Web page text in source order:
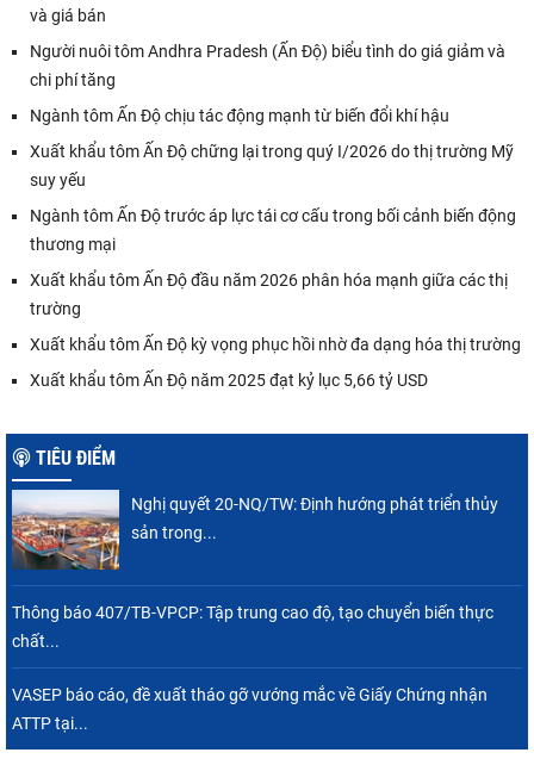
và giá bán
Người nuôi tôm Andhra Pradesh (Ấn Độ) biểu tình do giá giảm và
chi phí tăng
Ngành tôm Ấn Độ chịu tác động mạnh từ biến đổi khí hậu
Xuất khẩu tôm Ấn Độ chững lại trong quý I/2026 do thị trường Mỹ
suy yếu
Ngành tôm Ấn Độ trước áp lực tái cơ cấu trong bối cảnh biến động
thương mại
Xuất khẩu tôm Ấn Độ đầu năm 2026 phân hóa mạnh giữa các thị
trường
Xuất khẩu tôm Ấn Độ kỳ vọng phục hồi nhờ đa dạng hóa thị trường
Xuất khẩu tôm Ấn Độ năm 2025 đạt kỷ lục 5,66 tỷ USD
TIÊU ĐIỂM
Nghị quyết 20-NQ/TW: Định hướng phát triển thủy
sản trong...
Thông báo 407/TB-VPCP: Tập trung cao độ, tạo chuyển biến thực
chất...
VASEP báo cáo, đề xuất tháo gỡ vướng mắc về Giấy Chứng nhận
ATTP tại...